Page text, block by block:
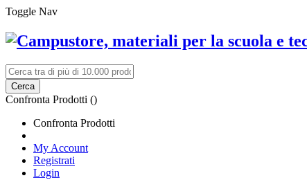
Toggle Nav
Cerca
Confronta Prodotti ()
Confronta Prodotti
My Account
Registrati
Login